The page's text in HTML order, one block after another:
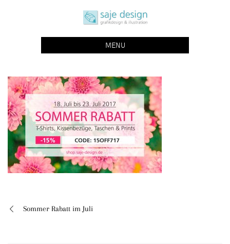
saje design bonn
grafikdesign | buchgestaltung | illustration
MENU
Beitragsnavigation
Sommer Rabatt im Juli